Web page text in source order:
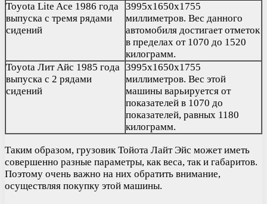
Toyota Lite Ace 1986 года
выпуска с тремя рядами
сидений
3995х1650х1755
миллиметров. Вес данного
автомобиля достигает отметок
в пределах от 1070 до 1520
килограмм.
Toyota Лит Айс 1985 года
выпуска с 2 рядами
сидений
3995х1650х1755
миллиметров. Вес этой
машины варьируется от
показателей в 1070 до
показателей, равных 1180
килограмм.
Таким образом, грузовик Тойота Лайт Эйс может иметь
совершенно разные параметры, как веса, так и габаритов.
Поэтому очень важно на них обратить внимание,
осуществляя покупку этой машины.